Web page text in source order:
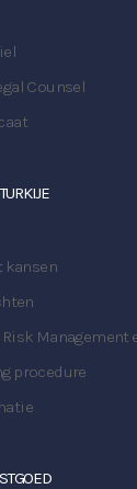
Counsel
kansen
Risk Management
procedure